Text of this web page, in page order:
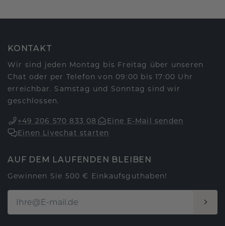
KONTAKT
Wir sind jeden Montag bis Freitag über unseren
Chat oder per Telefon von 09:00 bis 17:00 Uhr
erreichbar. Samstag und Sonntag sind wir
geschlossen.
+49 206 570 833 08
Eine E-Mail senden
Einen Livechat starten
AUF DEM LAUFENDEN BLEIBEN
Gewinnen Sie 500 € Einkaufsguthaben!